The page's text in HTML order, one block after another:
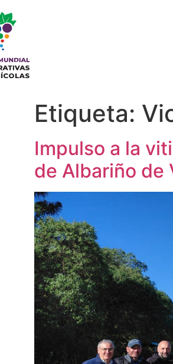
Etiqueta:
Impulso a la
de Albariño de